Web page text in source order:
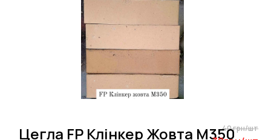
Цегла FP Клінкер Жовта M35040 грн/шт